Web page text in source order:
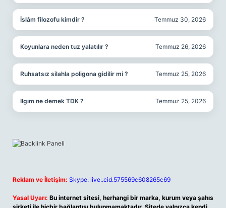
İslâm filozofu kimdir ? Temmuz 30, 2026
Koyunlara neden tuz yalatılır ? Temmuz 26, 2026
Ruhsatsız silahla poligona gidilir mi ? Temmuz 25, 2026
Ilgım ne demek TDK ? Temmuz 25, 2026
Reklam ve İletişim: Skype: live:.cid.575569c608265c69
Yasal Uyarı: Bu internet sitesi, herhangi bir marka, kurum veya şahıs